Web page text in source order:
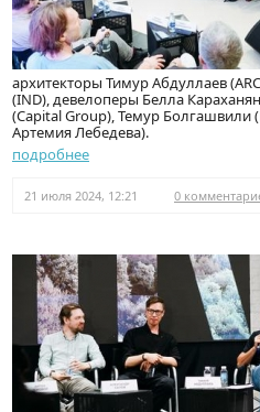
архитекторы Тимур Абдуллаев
(IND), девелоперы Белла
(Capital Group), Темур Болгашвили
Артемия Лебедева).
подробнее
21 июля 2024, 12:21 0